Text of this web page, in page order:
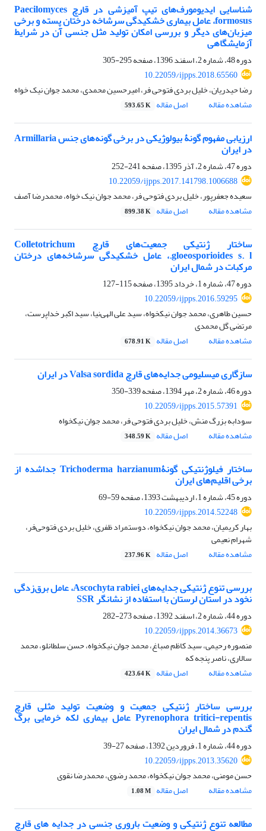
شناسایی ایدیومورف‌های تیپ آمیزشی در قارچ Paecilomyces
formosus، عامل بیماری خشکیدگی سرشاخه درختان پسته و برخی
میزبان‌های دیگر و بررسی امکان تولید مثل جنسی آن در شرایط
آزمایشگاهی
دوره 48، شماره 2، اسفند 1396، صفحه
295-305
10.22059/ijpps.2018.65560
رضا حیدریان، خلیل بردی فتوحی فر، امیرحسین محمدی، محمد جوان نیک خواه
مشاهده مقاله
اصل مقاله 593.65 K
ارزیابی مفهوم گونۀ بیولوژیکی در برخی گونه‌های جنس Armillaria
در ایران
دوره 47، شماره 2، آذر 1395، صفحه
241-252
10.22059/ijpps.2017.141798.1006688
سعیده جعفرپور، خلیل بردی فتوحی فر، محمد جوان نیک خواه، محمدرضا آصف
مشاهده مقاله
اصل مقاله 899.38 K
ساختار ژنتیکی جمعیت‌های قارچ Colletotrichum
gloeosporioides s. l.، عامل خشکیدگی سرشاخه‌های درختان
مرکبات در شمال ایران
دوره 47، شماره 1، خرداد 1395، صفحه
115-127
10.22059/ijpps.2016.59295
حسین طاهری، محمد جوان نیکخواه، سید علی الهی‌نیا، سید اکبر خداپرست،
مرتضی گل محمدی
مشاهده مقاله
اصل مقاله 678.91 K
سازگاری میسلیومی جدایه‌های قارچ Valsa sordida در ایران
دوره 46، شماره 2، مهر 1394، صفحه
339-350
10.22059/ijpps.2015.57391
سودابه بزرگ منش، خلیل بردی فتوحی فر، محمد جوان نیکخواه
مشاهده مقاله
اصل مقاله 348.59 K
ساختار فیلوژنتیکی گونۀTrichoderma harzianum جداشده از
برخی اقلیم‌های ایران
دوره 45، شماره 1، اردیبهشت 1393، صفحه
59-69
10.22059/ijpps.2014.52248
بهار کریمیان، محمد جوان نیکخواه، دوستمراد ظفری، خلیل بردی فتوحی‌فر،
شهرام نعیمی
مشاهده مقاله
اصل مقاله 237.96 K
بررسی تنوع ژنتیکی جدایه‌های Ascochyta rabiei، عامل برق‌زدگی
نخود در استان لرستان با استفاده از نشانگر SSR
دوره 44، شماره 2، اسفند 1392، صفحه
273-282
10.22059/ijpps.2014.36673
منصوره رحیمی، سید کاظم صباغ، محمد جوان نیکخواه، حسن سلطانلو، محمد
سالاری، ناصر پنجه که
مشاهده مقاله
اصل مقاله 423.64 K
بررسی ساختار ژنتیکی جمعیت و وضعیت تولید مثلی قارچ
Pyrenophora tritici-repentis عامل بیماری لکه خرمایی برگ
گندم در شمال ایران
دوره 44، شماره 1، فروردین 1392، صفحه
27-39
10.22059/ijpps.2013.35620
حسن مومنی، محمد جوان نیکخواه، محمد رضوی، محمدرضا نقوی
مشاهده مقاله
اصل مقاله 1.08 M
مطالعه تنوع ژنتیکی و وضعیت باروری جنسی در جدایه های قارچ